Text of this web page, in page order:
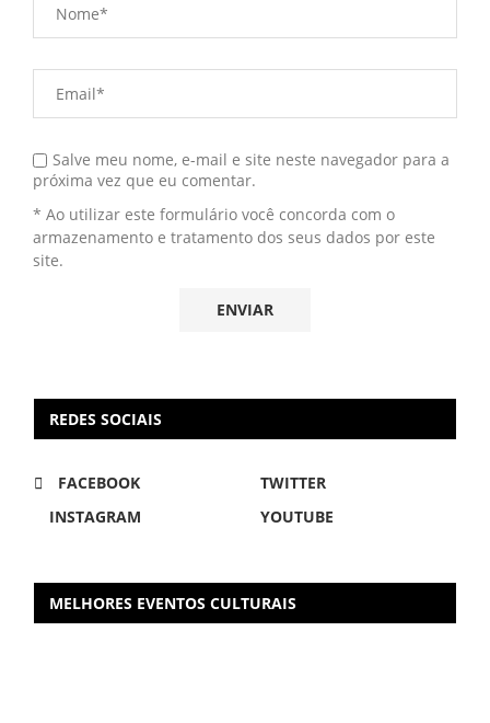
Salve meu nome, e-mail e site neste navegador para a
próxima vez que eu comentar.
* Ao utilizar este formulário você concorda com o
armazenamento e tratamento dos seus dados por este
site.
REDES SOCIAIS
FACEBOOK
TWITTER
INSTAGRAM
YOUTUBE
MELHORES EVENTOS CULTURAIS